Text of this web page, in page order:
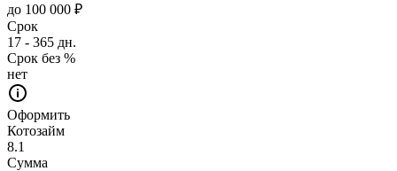
до 100 000 ₽
Срок
17 - 365 дн.
Срок без %
нет
Оформить
Котозайм
8.1
Сумма